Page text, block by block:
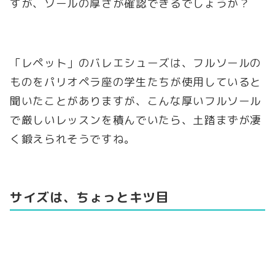
すが、ソールの厚さが確認できるでしょうか？
「レペット」のバレエシューズは、フルソールの
ものをパリオペラ座の学生たちが使用していると
聞いたことがありますが、こんな厚いフルソール
で厳しいレッスンを積んでいたら、土踏まずが凄
く鍛えられそうですね。
サイズは、ちょっとキツ目